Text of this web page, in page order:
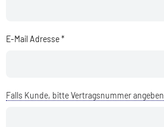
E-Mail Adresse *
Falls Kunde, bitte Vertragsnummer angeben